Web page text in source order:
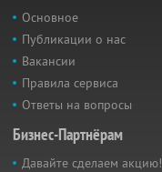
Основное
Публикации о нас
Вакансии
Правила сервиса
Ответы на вопросы
Бизнес-Партнёрам
Давайте сделаем акцию!